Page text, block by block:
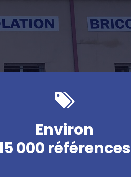
Environ
000 références